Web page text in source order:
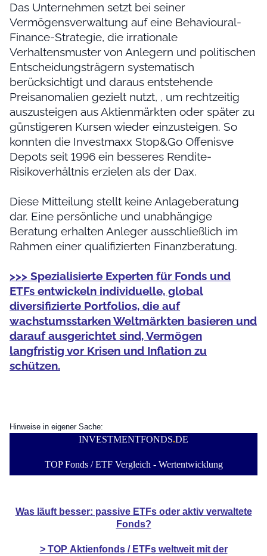
Das Unternehmen setzt bei seiner
Vermögensverwaltung auf eine Behavioural-
Finance-Strategie, die irrationale
Verhaltensmuster von Anlegern und politischen
Entscheidungsträgern systematisch
berücksichtigt und daraus entstehende
Preisanomalien gezielt nutzt, , um rechtzeitig
auszusteigen aus Aktienmärkten oder später zu
günstigeren Kursen wieder einzusteigen. So
konnten die Investmaxx Stop&Go Offenisve
Depots seit 1996 ein besseres Rendite-
Risikoverhältnis erzielen als der Dax.
Diese Mitteilung stellt keine Anlageberatung
dar. Eine persönliche und unabhängige
Beratung erhalten Anleger ausschließlich im
Rahmen einer qualifizierten Finanzberatung.
>>> Spezialisierte Experten für Fonds und
ETFs entwickeln individuelle, global
diversifizierte Portfolios, die auf
wachstumsstarken Weltmärkten basieren und
darauf ausgerichtet sind, Vermögen
langfristig vor Krisen und Inflation zu
schützen.
Hinweise in eigener Sache:
INVESTMENTFONDS.DE
TOP Fonds / ETF Vergleich - Wertentwicklung
Was läuft besser: passive ETFs oder aktiv verwaltete
Fonds?
> TOP Aktienfonds / ETFsweltweit mit der